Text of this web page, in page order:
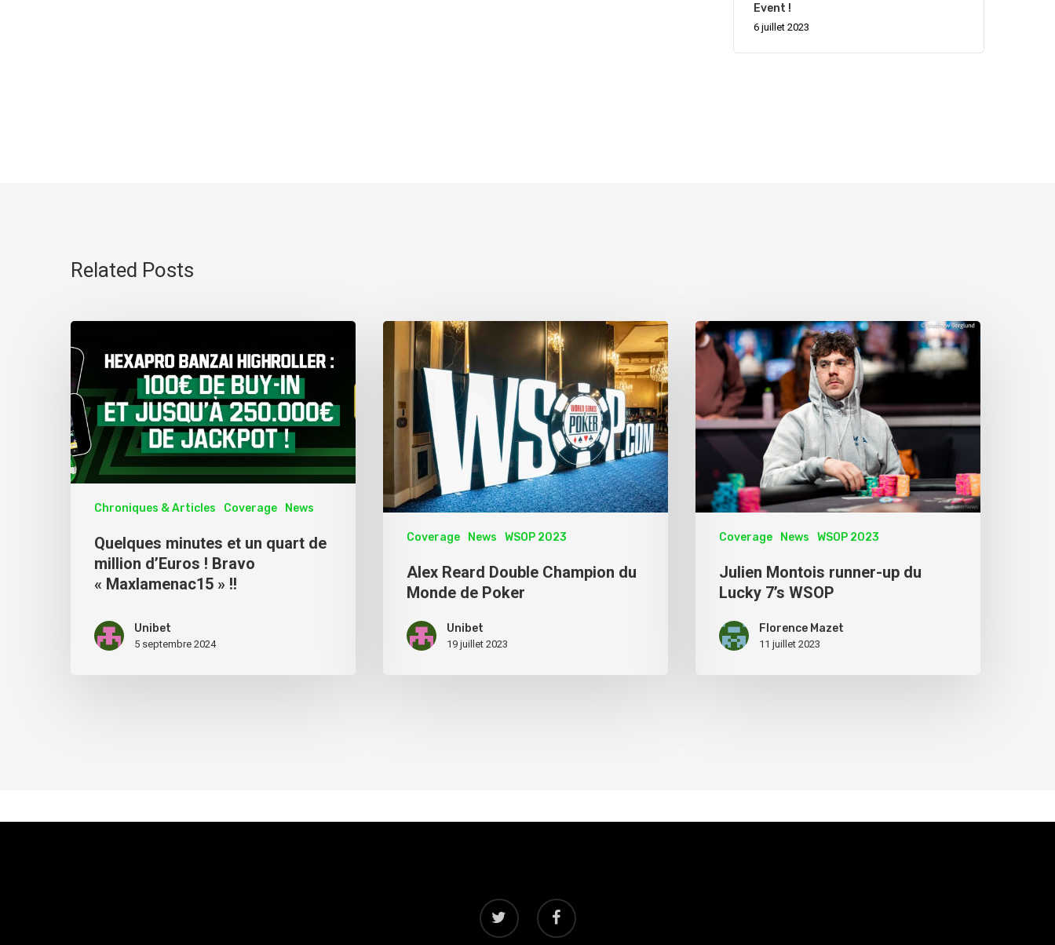
Event !
6 juillet 2023
Related Posts
Chroniques & Articles Coverage News
Quelques minutes et un quart de
million d’Euros ! Bravo
« Maxlamenac15 » !!
Unibet
5 septembre 2024
Coverage News WSOP 2023
Alex Reard Double Champion du
Monde de Poker
Unibet
19 juillet 2023
Coverage News WSOP 2023
Julien Montois runner-up du
Lucky 7’s WSOP
Florence Mazet
11 juillet 2023